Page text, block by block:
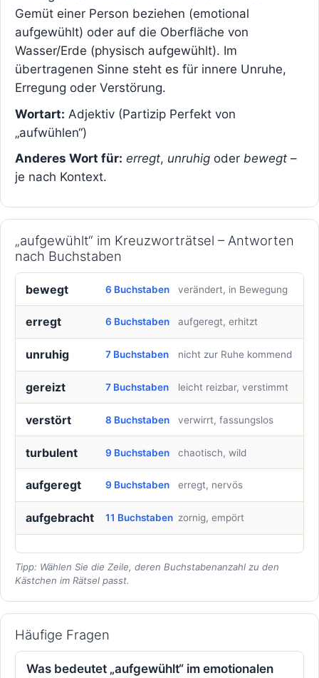
Gemüt einer Person beziehen (emotional
aufgewühlt) oder auf die Oberfläche von
Wasser/Erde (physisch aufgewühlt). Im
übertragenen Sinne steht es für innere Unruhe,
Erregung oder Verstörung.
Wortart: Adjektiv (Partizip Perfekt von
„aufwühlen“)
Anderes Wort für: erregt, unruhig oder bewegt –
je nach Kontext.
„aufgewühlt“ im Kreuzworträtsel – Antworten
nach Buchstaben
bewegt 6 Buchstaben verändert, in Bewegung
erregt 6 Buchstaben aufgeregt, erhitzt
unruhig 7 Buchstaben nicht zur Ruhe kommend
gereizt 7 Buchstaben leicht reizbar, verstimmt
verstört 8 Buchstaben verwirrt, fassungslos
turbulent 9 Buchstaben chaotisch, wild
aufgeregt 9 Buchstaben erregt, nervös
aufgebracht 11 Buchstaben zornig, empört
Tipp: Wählen Sie die Zeile, deren Buchstabenanzahl zu den
Kästchen im Rätsel passt.
Häufige Fragen
Was bedeutet „aufgewühlt“ im emotionalen